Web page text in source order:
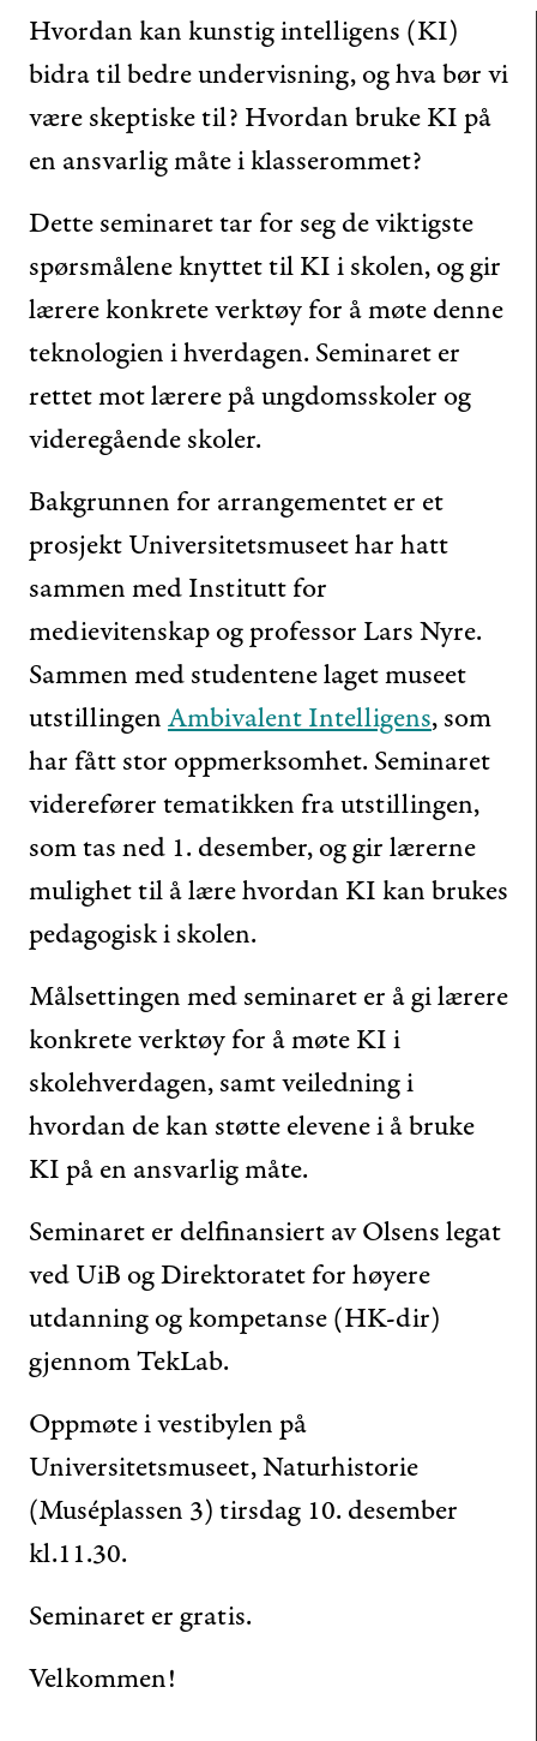
Hvordan kan kunstig intelligens (KI)
bidra til bedre undervisning, og hva bør vi
være skeptiske til? Hvordan bruke KI på
en ansvarlig måte i klasserommet?
Dette seminaret tar for seg de viktigste
spørsmålene knyttet til KI i skolen, og gir
lærere konkrete verktøy for å møte denne
teknologien i hverdagen. Seminaret er
rettet mot lærere på ungdomsskoler og
videregående skoler.
Bakgrunnen for arrangementet er et
prosjekt Universitetsmuseet har hatt
sammen med Institutt for
medievitenskap og professor Lars Nyre.
Sammen med studentene laget museet
utstillingenAmbivalent Intelligens, som
har fått stor oppmerksomhet. Seminaret
viderefører tematikken fra utstillingen,
som tas ned 1. desember, og gir lærerne
mulighet til å lære hvordan KI kan brukes
pedagogisk i skolen.
Målsettingen med seminaret er å gi lærere
konkrete verktøy for å møte KI i
skolehverdagen, samt veiledning i
hvordan de kan støtte elevene i å bruke
KI på en ansvarlig måte.
Seminaret er delfinansiert av Olsens legat
ved UiB og Direktoratet for høyere
utdanning og kompetanse (HK-dir)
gjennom TekLab.
Oppmøte i vestibylen på
Universitetsmuseet, Naturhistorie
(Muséplassen 3) tirsdag 10. desember
kl.11.30.
Seminaret er gratis.
Velkommen!